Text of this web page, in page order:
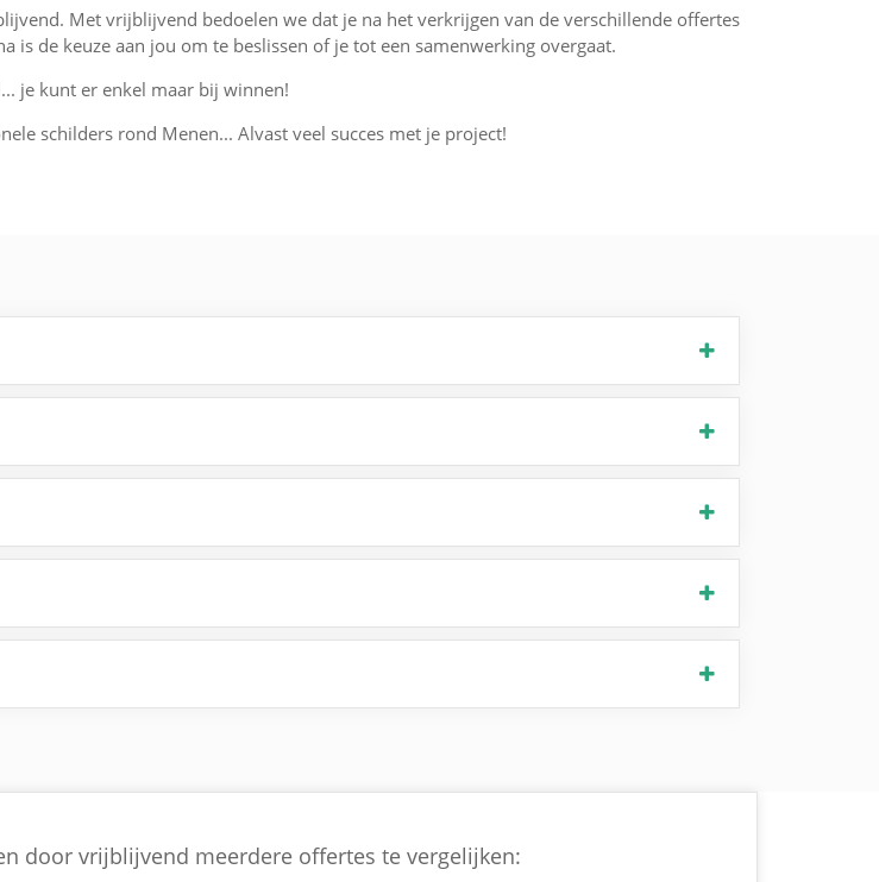
Met vrijblijvend bedoelen we dat je na het verkrijgen van de verschillende offertes
is de keuze aan jou om te beslissen of je tot een samenwerking overgaat.
je kunt er enkel maar bij winnen!
schilders rond Menen... Alvast veel succes met je project!
door vrijblijvend meerdere offertes te vergelijken: